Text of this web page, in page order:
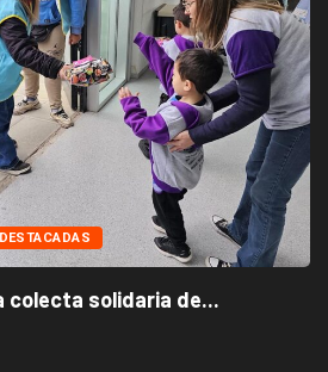
colecta solidaria de...